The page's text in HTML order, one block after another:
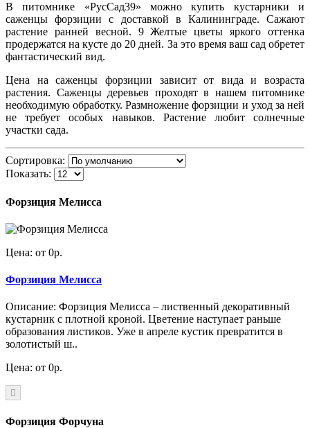
В питомнике «РусСад39» можно купить кустарники и
саженцы форзиции с доставкой в Калининграде. Сажают
растение ранней весной. 9 Желтые цветы яркого оттенка
продержатся на кусте до 20 дней. За это время ваш сад обретет
фантастический вид.
Цена на саженцы форзиции зависит от вида и возраста
растения. Саженцы деревьев проходят в нашем питомнике
необходимую обработку. Размножение форзиции и уход за ней
не требует особых навыков. Растение любит солнечные
участки сада.
Сортировка:
Показать:
Форзиция Мелисса
Цена: от 0р.
Форзиция Мелисса
Описание: Форзиция Мелисса – лиственный декоративный
кустарник с плотной кроной. Цветение наступает раньше
образования листиков. Уже в апреле кустик превратится в
золотистый ш..
Цена: от 0р.
Форзиция Форчуна